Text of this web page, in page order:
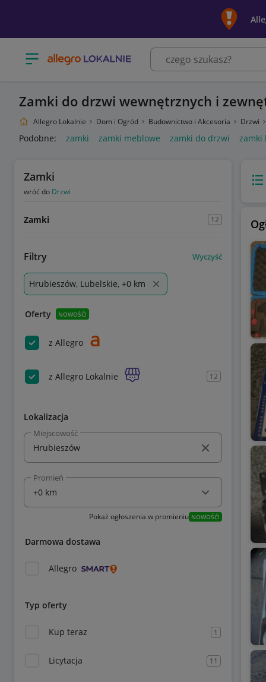
Otwórz menu z kategoriami
Zamki do drzwi wewnętrznych i
Allegro Lokalnie Dom i Ogród Budownictwo i Akcesoria Drzwi
Podobne: zamki zamki meblowe zamki do drzwi zamki
Zamki
wróć do Drzwi
Zamki 12
Filtry Wyczyść
Hrubieszów, Lubelskie, +0 km
Oferty NOWOŚĆ!
z Allegro
z Allegro Lokalnie 12
Lokalizacja
Miejscowość
Promień
Pokaż ogłoszenia w promieniu NOWOŚĆ!
Darmowa dostawa
Allegro
Typ oferty
Kup teraz 1
Licytacja 11